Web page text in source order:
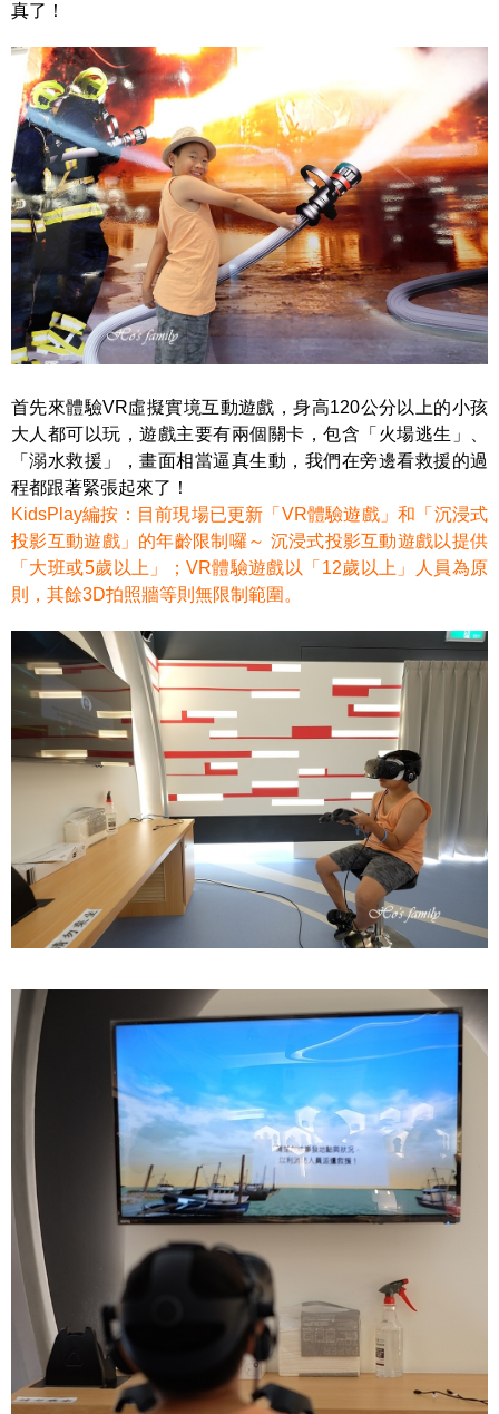
真了！
首先來體驗VR虛擬實境互動遊戲，身高120公分以上的小孩
大人都可以玩，遊戲主要有兩個關卡，包含「火場逃生」、
「溺水救援」，畫面相當逼真生動，我們在旁邊看救援的過
程都跟著緊張起來了！
KidsPlay編按：目前現場已更新「VR體驗遊戲」和「沉浸式
投影互動遊戲」的年齡限制囉～ 沉浸式投影互動遊戲以提供
「大班或5歲以上」；VR體驗遊戲以「12歲以上」人員為原
則，其餘3D拍照牆等則無限制範圍。